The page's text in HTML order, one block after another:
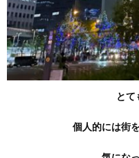
とて
個人的には街